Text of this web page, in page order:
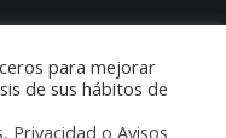
EN MADRID
para mejorar
de sus hábitos de
Privacidad o Avisos